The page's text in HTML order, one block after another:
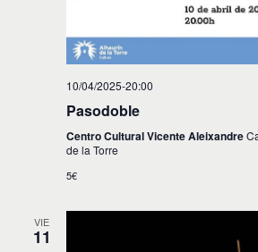
10/04/2025-20:00
Pasodoble
Centro Cultural Vicente Aleixandre
de la Torre
5€
VIE
11